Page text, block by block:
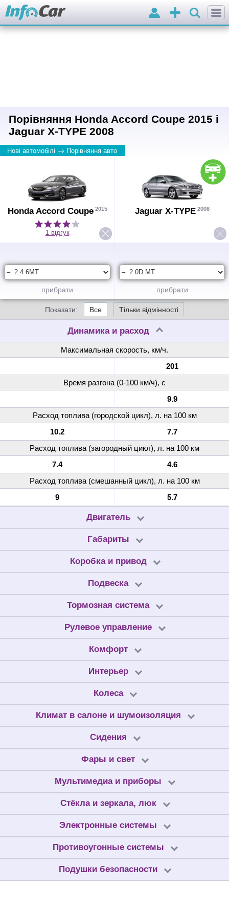
Додати
оголошення
Вхід
Порівняння Honda Accord Coupe 2015 і
Jaguar X-TYPE 2008
Нові автомобілі → Порівняння авто
Honda Accord Coupe 2015
1 відгук
Jaguar X-TYPE 2008
прибрати прибрати
Показати: Все Тільки відмінності
Динамика и расход
Максимальная скорость, км/ч.
201
Время разгона (0-100 км/ч), с
9.9
Расход топлива (городской цикл), л. на 100 км
10.2
7.7
Расход топлива (загородный цикл), л. на 100 км
7.4
4.6
Расход топлива (смешанный цикл), л. на 100 км
9
5.7
Двигатель
Габариты
Коробка и привод
Подвеска
Тормозная система
Рулевое управление
Комфорт
Интерьер
Колеса
Климат в салоне и шумоизоляция
Сидения
Фары и свет
Мультимедиа и приборы
Стёкла и зеркала, люк
Электронные системы
Противоугонные системы
Подушки безопасности